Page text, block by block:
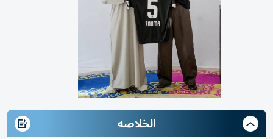
الخلاصه